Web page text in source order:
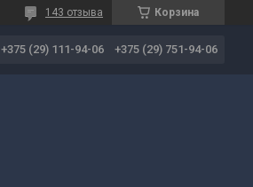
Корзина
143 отзыва
+375 (29) 111-94-06 +375 (29) 751-94-06